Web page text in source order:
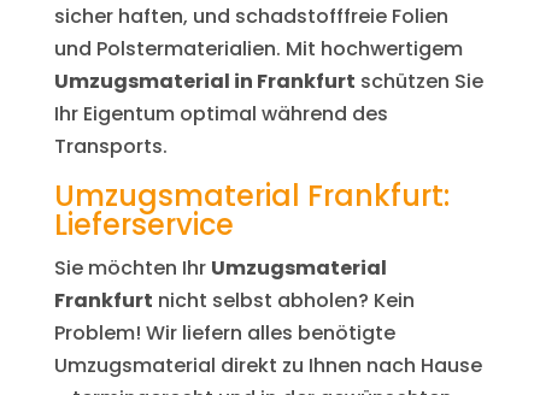
sicher haften, und schadstofffreie Folien
und Polstermaterialien. Mit hochwertigem
Umzugsmaterial in Frankfurt schützen Sie
Ihr Eigentum optimal während des
Transports.
Umzugsmaterial Frankfurt:
Lieferservice
Sie möchten Ihr Umzugsmaterial
Frankfurt nicht selbst abholen? Kein
Problem! Wir liefern alles benötigte
Umzugsmaterial direkt zu Ihnen nach Hause